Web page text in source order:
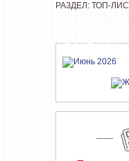
ЖУРНАЛА
РАЗДЕЛ: ТОП-